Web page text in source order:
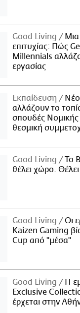
Good Living
Μια
επιτυχίας: Πώς
Millennials
εργασίας
Εκπαίδευση
αλλάζουν το
σπουδές
θεσμική
Good Living
Το
θέλει χώρο.
Good Living
Οι
Kaizen Gaming
Cup από "μέσα"
Good Living
Η
Exclusive
έρχεται στην